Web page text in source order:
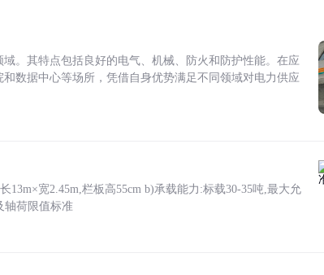
。其特点包括良好的电气、机械、防火和防护性能。在应
数据中心等场所，凭借自身优势满足不同领域对电力供应
13m×宽2.45m,栏板高55cm b)承载能力:标载30-35吨,最大允
轴荷限值标准